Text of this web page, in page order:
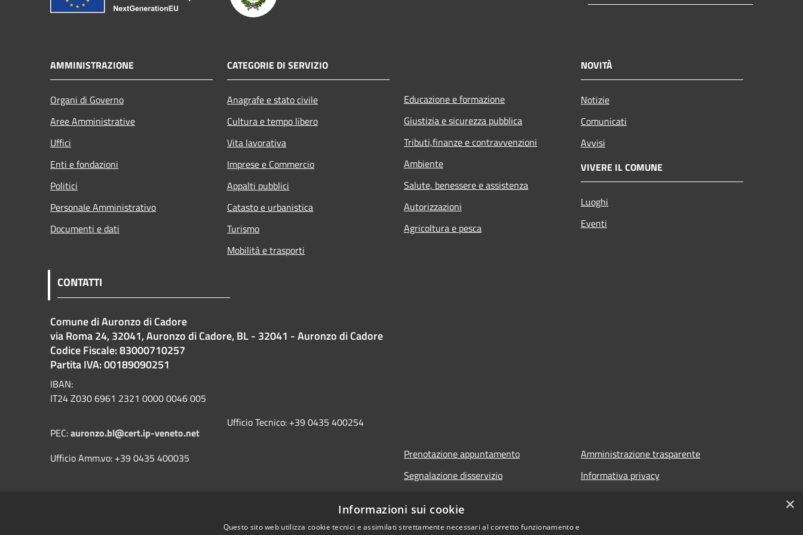
AMMINISTRAZIONE
Organi di Governo
Aree Amministrative
Uffici
Enti e fondazioni
Politici
Personale Amministrativo
Documenti e dati
CATEGORIE DI SERVIZIO
Anagrafe e stato civile
Cultura e tempo libero
Vita lavorativa
Imprese e Commercio
Appalti pubblici
Catasto e urbanistica
Turismo
Mobilità e trasporti
Educazione e formazione
Giustizia e sicurezza pubblica
Tributi,finanze e contravvenzioni
Ambiente
Salute, benessere e assistenza
Autorizzazioni
Agricoltura e pesca
NOVITÀ
Notizie
Comunicati
Avvisi
VIVERE IL COMUNE
Luoghi
Eventi
CONTATTI
Comune di Auronzo di Cadore
via Roma 24, 32041, Auronzo di Cadore, BL - 32041 - Auronzo di Cadore
Codice Fiscale: 83000710257
Partita IVA: 00189090251
IBAN:
IT24 Z030 6961 2321 0000 0046 005
PEC:auronzo.bl@cert.ip-veneto.net
Ufficio Amm.vo: +39 0435 400035
Ufficio Tecnico: +39 0435 400254
Prenotazione appuntamento
Segnalazione disservizio
Richiesta assistenza
Amministrazione trasparente
Informativa privacy
×
Informazioni sui cookie
Questo sito web utilizza cookie tecnici e assimilati strettamente necessari al corretto funzionamento e